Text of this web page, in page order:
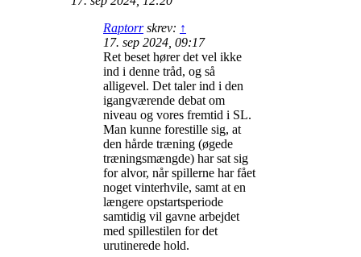
Raptorrskrev: ↑
17. sep 2024, 09:17
Ret beset hører det vel ikke
ind i denne tråd, og så
alligevel. Det taler ind i den
igangværende debat om
niveau og vores fremtid i SL.
Man kunne forestille sig, at
den hårde træning (øgede
træningsmængde) har sat sig
for alvor, når spillerne har fået
noget vinterhvile, samt at en
længere opstartsperiode
samtidig vil gavne arbejdet
med spillestilen for det
urutinerede hold.